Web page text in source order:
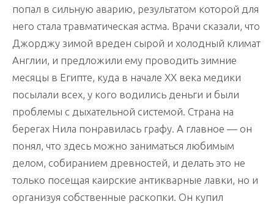
попал в сильную аварию, результатом которой для
него стала травматическая астма. Врачи сказали, что
Джорджу зимой вреден сырой и холодный климат
Англии, и предложили ему проводить зимние
месяцы в Египте, куда в начале ХХ века медики
посылали всех, у кого водились деньги и были
проблемы с дыхательной системой. Страна на
берегах Нила понравилась графу. А главное — он
понял, что здесь можно заниматься любимым
делом, собиранием древностей, и делать это не
только посещая каирские антикварные лавки, но и
организуя собственные раскопки. Он купил